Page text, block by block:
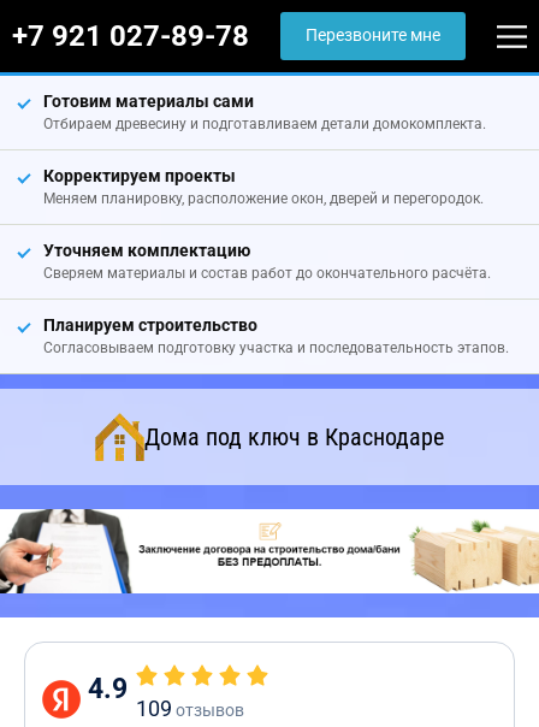
+7 921 027-89-78 Перезвоните мне
Готовим материалы сами
Отбираем древесину и подготавливаем детали домокомплекта.
Корректируем проекты
Меняем планировку, расположение окон, дверей и перегородок.
Уточняем комплектацию
Сверяем материалы и состав работ до окончательного расчёта.
Планируем строительство
Согласовываем подготовку участка и последовательность этапов.
Дома под ключ в Краснодаре
4.9
109 отзывов